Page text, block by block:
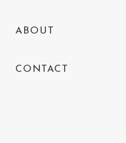
ABOUT
CONTACT